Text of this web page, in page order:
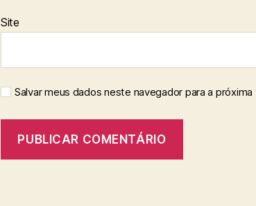
Site
Salvar meus dados neste navegador para a